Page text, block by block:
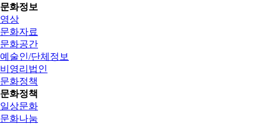
문화정보
영상
문화자료
문화공간
예술인/단체정보
비영리법인
문화정책
문화정책
일상문화
문화나눔